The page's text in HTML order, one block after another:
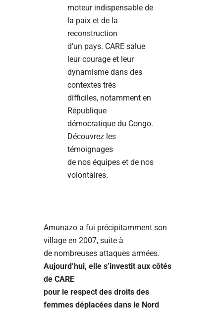
moteur indispensable de
la paix et de la
reconstruction
d’un pays. CARE salue
leur courage et leur
dynamisme dans des
contextes très
difficiles, notamment en
République
démocratique du Congo.
Découvrez les
témoignages
de nos équipes et de nos
volontaires.
Amunazo a fui précipitamment son
village en 2007, suite à
de nombreuses attaques armées.
Aujourd’hui, elle s’investit aux côtés
de CARE
pour le respect des droits des
femmes déplacées dans le Nord